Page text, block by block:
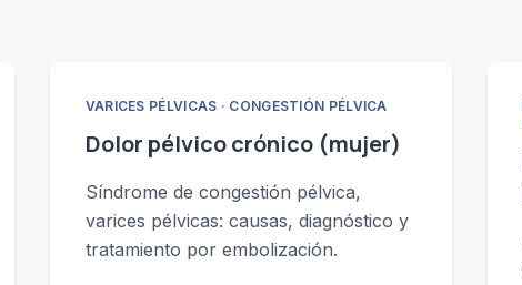
VARICES PÉLVICAS · CONGESTIÓN PÉLVICA
Dolor pélvico crónico (mujer)
Síndrome de congestión pélvica,
varices pélvicas: causas, diagnóstico y
tratamiento por embolización.